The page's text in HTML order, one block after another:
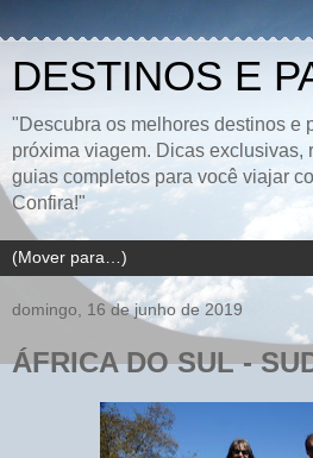
DESTINOS E
"Descubra os melhores destinos e
próxima viagem. Dicas exclusivas,
guias completos para você viajar
Confira!"
domingo, 16 de junho de 2019
ÁFRICA DO SUL -